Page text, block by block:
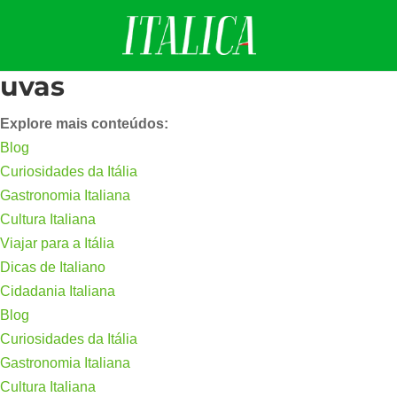
uvas
Explore mais conteúdos:
Blog
Curiosidades da Itália
Gastronomia Italiana
Cultura Italiana
Viajar para a Itália
Dicas de Italiano
Cidadania Italiana
Blog
Curiosidades da Itália
Gastronomia Italiana
Cultura Italiana